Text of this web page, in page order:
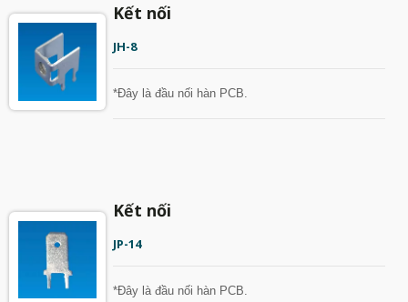
Kết nối
JH-8
*Đây là đầu nối hàn PCB.
Kết nối
JP-14
*Đây là đầu nối hàn PCB.